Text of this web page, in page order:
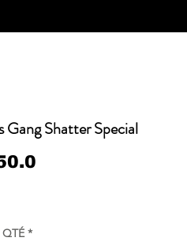
Gang Shatter Special
QTÉ